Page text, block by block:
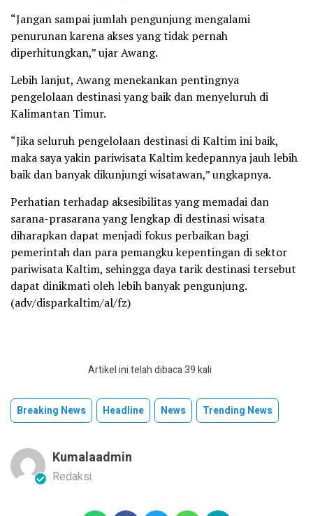
“Jangan sampai jumlah pengunjung mengalami
penurunan karena akses yang tidak pernah
diperhitungkan,” ujar Awang.
Lebih lanjut, Awang menekankan pentingnya
pengelolaan destinasi yang baik dan menyeluruh di
Kalimantan Timur.
“Jika seluruh pengelolaan destinasi di Kaltim ini baik,
maka saya yakin pariwisata Kaltim kedepannya jauh lebih
baik dan banyak dikunjungi wisatawan,” ungkapnya.
Perhatian terhadap aksesibilitas yang memadai dan
sarana-prasarana yang lengkap di destinasi wisata
diharapkan dapat menjadi fokus perbaikan bagi
pemerintah dan para pemangku kepentingan di sektor
pariwisata Kaltim, sehingga daya tarik destinasi tersebut
dapat dinikmati oleh lebih banyak pengunjung.
(adv/disparkaltim/al/fz)
Artikel ini telah dibaca 39 kali
Breaking News Headline News Trending News
Kumalaadmin
Redaksi